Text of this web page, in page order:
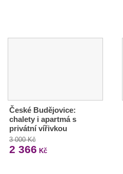
České Budějovice:
chalety i apartmá s
privátní vířivkou
3 000 Kč
2 366 Kč